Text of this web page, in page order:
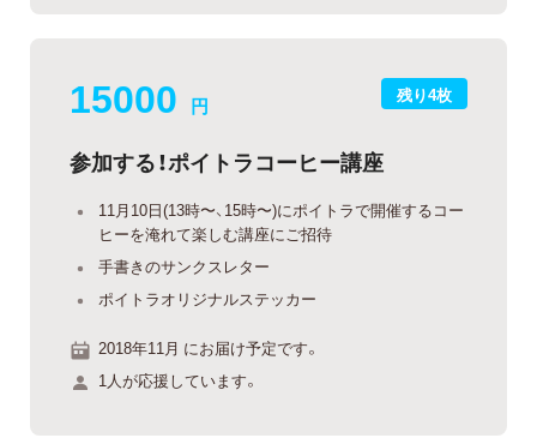
残り4枚
15000 円
参加する！ポイトラコーヒー講座
11月10日(13時〜、15時〜)にポイトラで開催するコー
ヒーを淹れて楽しむ講座にご招待
手書きのサンクスレター
ポイトラオリジナルステッカー
2018年11月 にお届け予定です。
1人が応援しています。